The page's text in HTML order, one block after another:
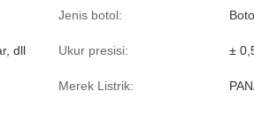
Jenis botol:
dll Ukur presisi: ±
Merek Listrik: